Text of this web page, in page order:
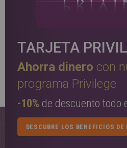
TARJETA
Ahorra dinero con
programa Privilege
-10% de descuento todo
DESCUBRE LOS BENEFICIOS